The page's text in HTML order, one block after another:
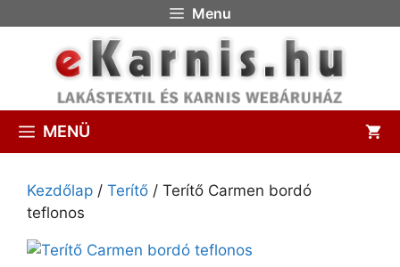
Menu
MENÜ
Kezdőlap / Terítő / Terítő Carmen bordó
teflonos